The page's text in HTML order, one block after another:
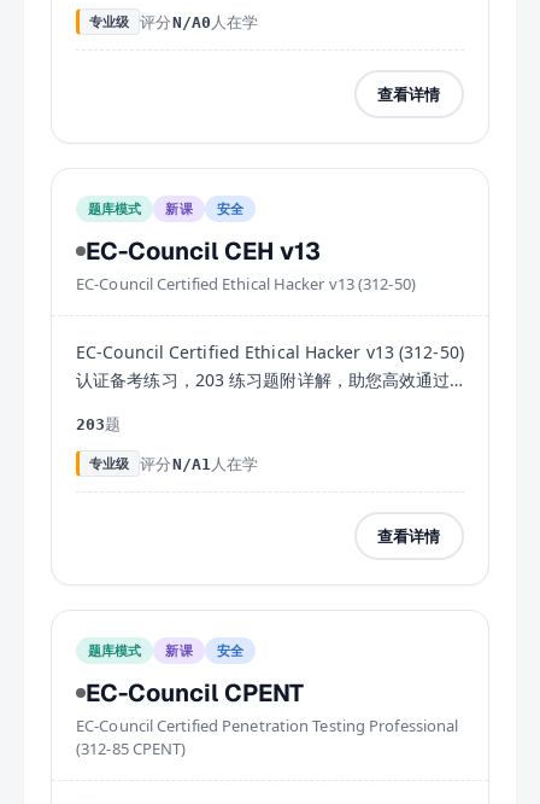
课程 313 道真题对齐 v12 最新 exam outline。
专业级 评分N/A0 人在学
查看详情
题库模式 新课 安全
EC-Council CEH v13
EC-Council Certified Ethical Hacker v13 (312-50)
EC-Council Certified Ethical Hacker v13 (312-50)
认证备考练习，203 练习题附详解，助您高效通过
203题
专业级 评分N/A1 人在学
查看详情
题库模式 新课 安全
EC-Council CPENT
EC-Council Certified Penetration Testing Professional
(312-85 CPENT)